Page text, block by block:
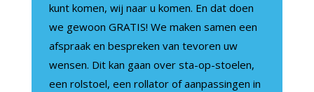
kunt komen, wij naar u komen. En dat doen
we gewoon GRATIS! We maken samen een
afspraak en bespreken van tevoren uw
wensen. Dit kan gaan over sta-op-stoelen,
een rolstoel, een rollator of aanpassingen in